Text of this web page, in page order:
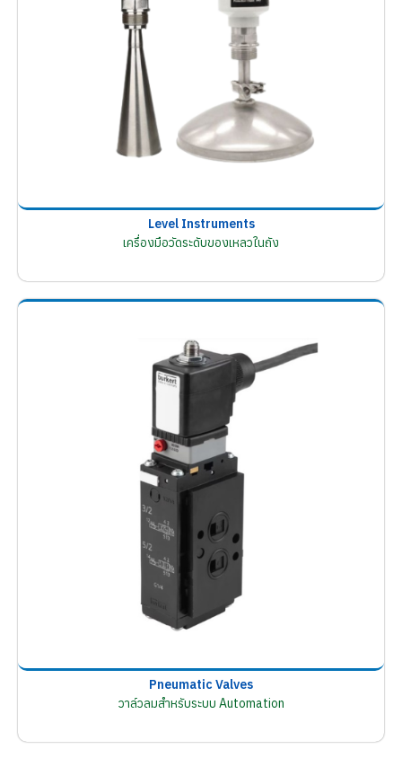
Level Instruments
เครื่องมือวัดระดับของเหลวในถัง
Pneumatic Valves
วาล์วลมสำหรับระบบ Automation